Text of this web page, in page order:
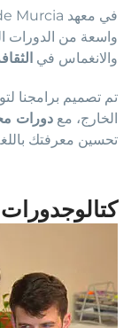
واسعة من الدورات
والانغماس في
تم تصميم برامجنا
الخارج، مع دورات
تحسين معرفتك باللغة
€.